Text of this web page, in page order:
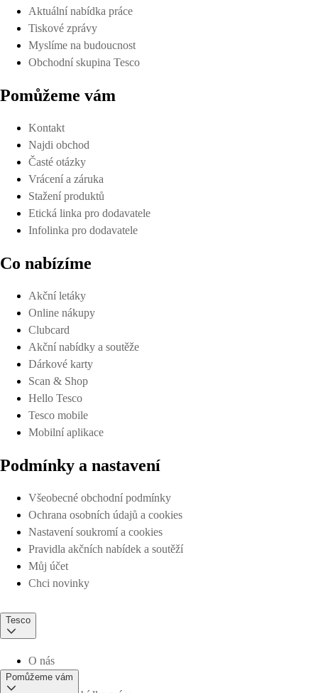
Aktuální nabídka práce
Tiskové zprávy
Myslíme na budoucnost
Obchodní skupina Tesco
Pomůžeme vám
Kontakt
Najdi obchod
Časté otázky
Vrácení a záruka
Stažení produktů
Etická linka pro dodavatele
Infolinka pro dodavatele
Co nabízíme
Akční letáky
Online nákupy
Clubcard
Akční nabídky a soutěže
Dárkové karty
Scan & Shop
Hello Tesco
Tesco mobile
Mobilní aplikace
Podmínky a nastavení
Všeobecné obchodní podmínky
Ochrana osobních údajů a cookies
Nastavení soukromí a cookies
Pravidla akčních nabídek a soutěží
Můj účet
Chci novinky
Tesco
O nás
Pomůžeme vám